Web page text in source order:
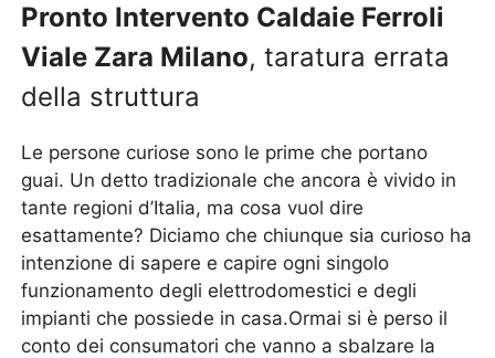
Pronto Intervento Caldaie Ferroli
Viale Zara Milano, taratura errata
della struttura
Le persone curiose sono le prime che portano
guai. Un detto tradizionale che ancora è vivido in
tante regioni d’Italia, ma cosa vuol dire
esattamente? Diciamo che chiunque sia curioso ha
intenzione di sapere e capire ogni singolo
funzionamento degli elettrodomestici e degli
impianti che possiede in casa.Ormai si è perso il
conto dei consumatori che vanno a sbalzare la